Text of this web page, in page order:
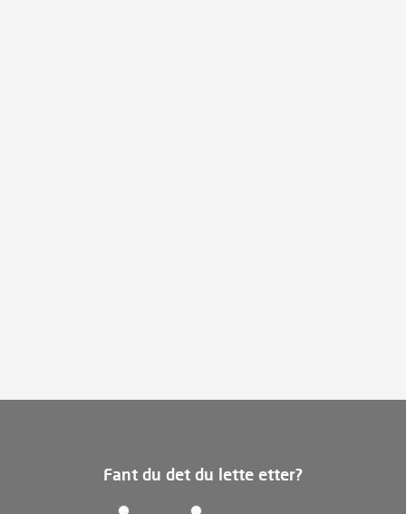
Fant du det du lette etter?